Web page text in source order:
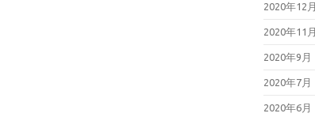
2020年12月
2020年11月
2020年9月
2020年7月
2020年6月